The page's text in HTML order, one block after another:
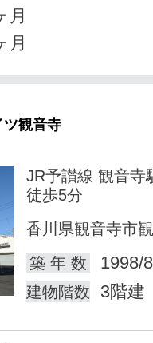
月
月
ツ観音寺
JR予讃線 観音寺
徒歩5分
香川県観音寺市
築 年 数
1998/
建物階数 3階建